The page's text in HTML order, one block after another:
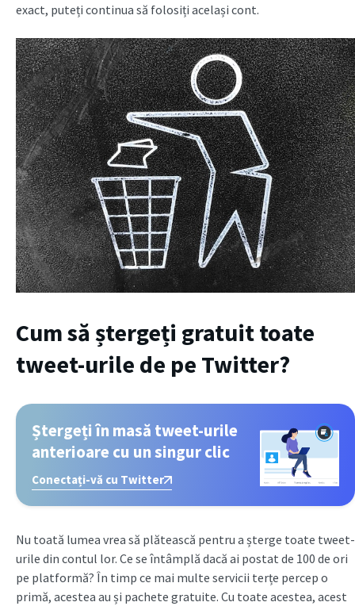
exact, puteți continua să folosiți același cont.
Cum să ștergeți gratuit toate
tweet-urile de pe Twitter?
Ștergeți în masă tweet-urile
anterioare cu un singur clic
Conectați-vă cu Twitter
Nu toată lumea vrea să plătească pentru a șterge toate tweet-
urile din contul lor. Ce se întâmplă dacă ai postat de 100 de ori
pe platformă? În timp ce mai multe servicii terțe percep o
primă, acestea au și pachete gratuite. Cu toate acestea, acest